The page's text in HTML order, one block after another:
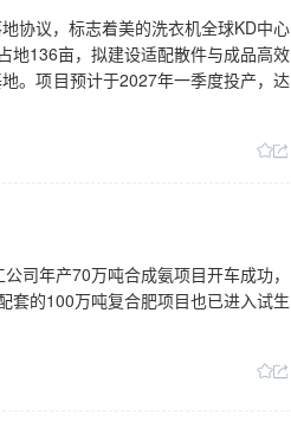
协议，标志着美的洗衣机全球KD中心
地136亩，拟建设适配散件与成品高效
。项目预计于2027年一季度投产，达
司年产70万吨合成氨项目开车成功，
套的100万吨复合肥项目也已进入试生